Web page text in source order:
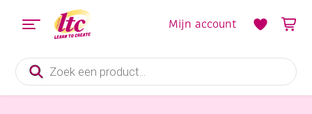
Producten
zoeken
Mijn account